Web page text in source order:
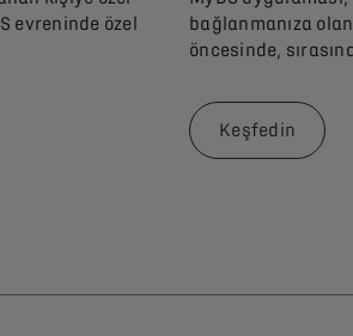
evreninde özel
bağlanmanıza
öncesinde,
Keşfedin